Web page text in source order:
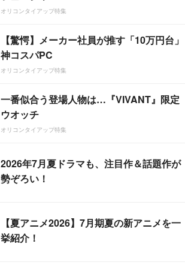
オリコンタイアップ特集
【驚愕】メーカー社員が推す「10万円台」
神コスパPC
オリコンタイアップ特集
一番似合う登場人物は…『VIVANT』限定
ウオッチ
オリコンタイアップ特集
2026年7月夏ドラマも、注目作＆話題作が
勢ぞろい！
【夏アニメ2026】7月期夏の新アニメを一
挙紹介！